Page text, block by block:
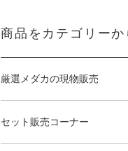
商品をカテゴリーか
厳選メダカの現物販売
セット販売コーナー